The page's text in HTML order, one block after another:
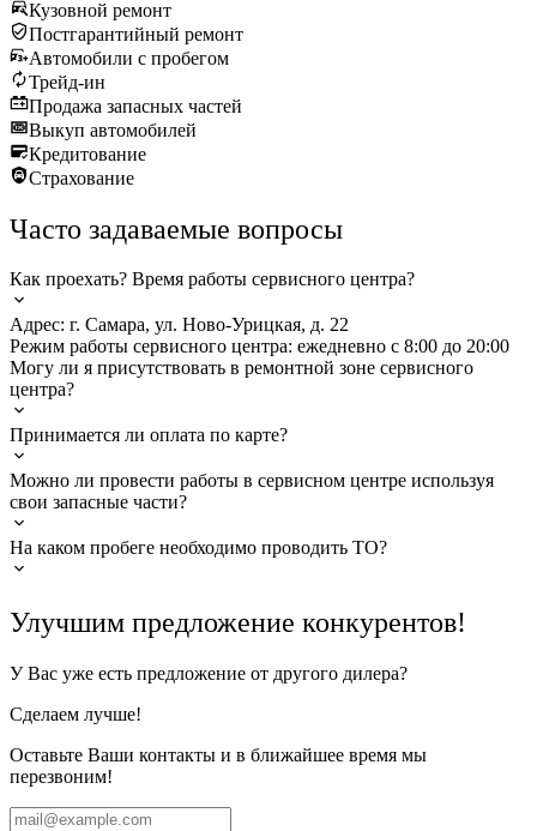
Кузовной ремонт
Постгарантийный ремонт
Автомобили с пробегом
Трейд-ин
Продажа запасных частей
Выкуп автомобилей
Кредитование
Страхование
Часто задаваемые вопросы
Как проехать? Время работы сервисного центра?
Адрес: г. Самара, ул. Ново-Урицкая, д. 22
Режим работы сервисного центра: ежедневно с 8:00 до 20:00
Могу ли я присутствовать в ремонтной зоне сервисного
центра?
Принимается ли оплата по карте?
Можно ли провести работы в сервисном центре используя
свои запасные части?
На каком пробеге необходимо проводить ТО?
Улучшим предложение конкурентов!
У Вас уже есть предложение от другого дилера?
Сделаем лучше!
Оставьте Ваши контакты и в ближайшее время мы
перезвоним!